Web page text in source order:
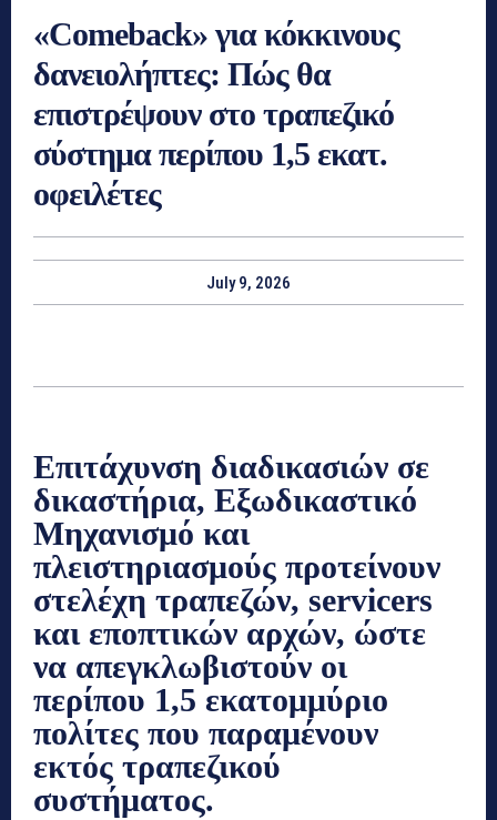
«Comeback» για κόκκινους
δανειολήπτες: Πώς θα
επιστρέψουν στο τραπεζικό
σύστημα περίπου 1,5 εκατ.
οφειλέτες
July 9, 2026
Επιτάχυνση διαδικασιών σε
δικαστήρια, Εξωδικαστικό
Μηχανισμό και
πλειστηριασμούς προτείνουν
στελέχη τραπεζών, servicers
και εποπτικών αρχών, ώστε
να απεγκλωβιστούν οι
περίπου 1,5 εκατομμύριο
πολίτες που παραμένουν
εκτός τραπεζικού
συστήματος.